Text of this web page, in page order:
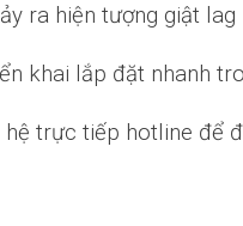
ra hiện tượng giật lag
khai lắp đặt nhanh
trực tiếp hotline để